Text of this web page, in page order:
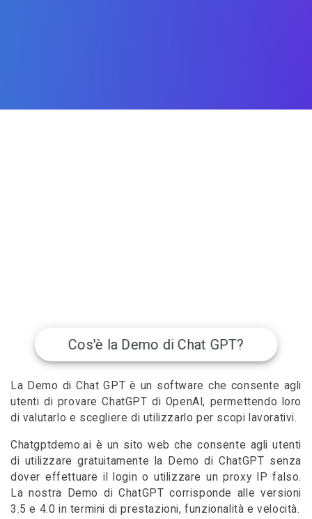
Cos'è la Demo di Chat GPT?
La Demo di Chat GPT è un software che consente agli
utenti di provare ChatGPT di OpenAI, permettendo loro
di valutarlo e scegliere di utilizzarlo per scopi lavorativi.
Chatgptdemo.ai è un sito web che consente agli utenti
di utilizzare gratuitamente la Demo di ChatGPT senza
dover effettuare il login o utilizzare un proxy IP falso.
La nostra Demo di ChatGPT corrisponde alle versioni
3.5 e 4.0 in termini di prestazioni, funzionalità e velocità.